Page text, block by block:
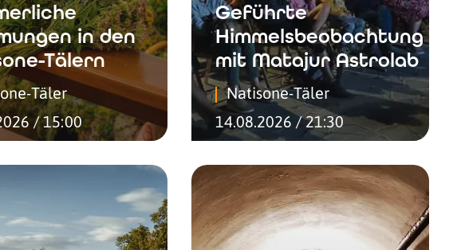
in den
Tälern
Täler
/ 15:00
Geführte
Himmelsbeobachtung
mit Matajur Astrolab
Natisone-Täler
14.08.2026 / 21:30